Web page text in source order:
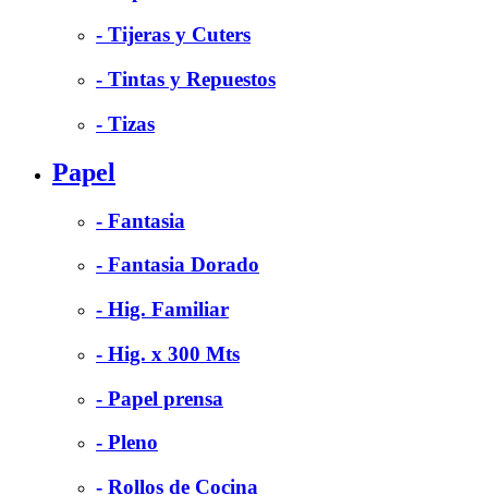
- Tijeras y Cuters
- Tintas y Repuestos
- Tizas
Papel
- Fantasia
- Fantasia Dorado
- Hig. Familiar
- Hig. x 300 Mts
- Papel prensa
- Pleno
- Rollos de Cocina